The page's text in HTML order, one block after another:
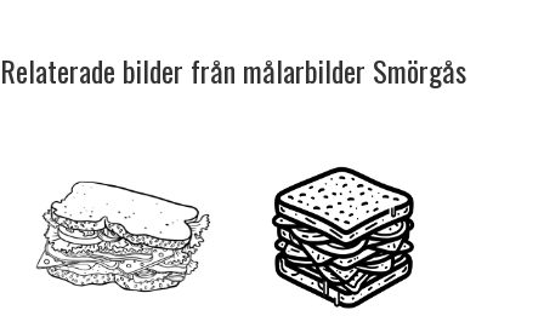
Relaterade bilder från målarbilder Smörgås